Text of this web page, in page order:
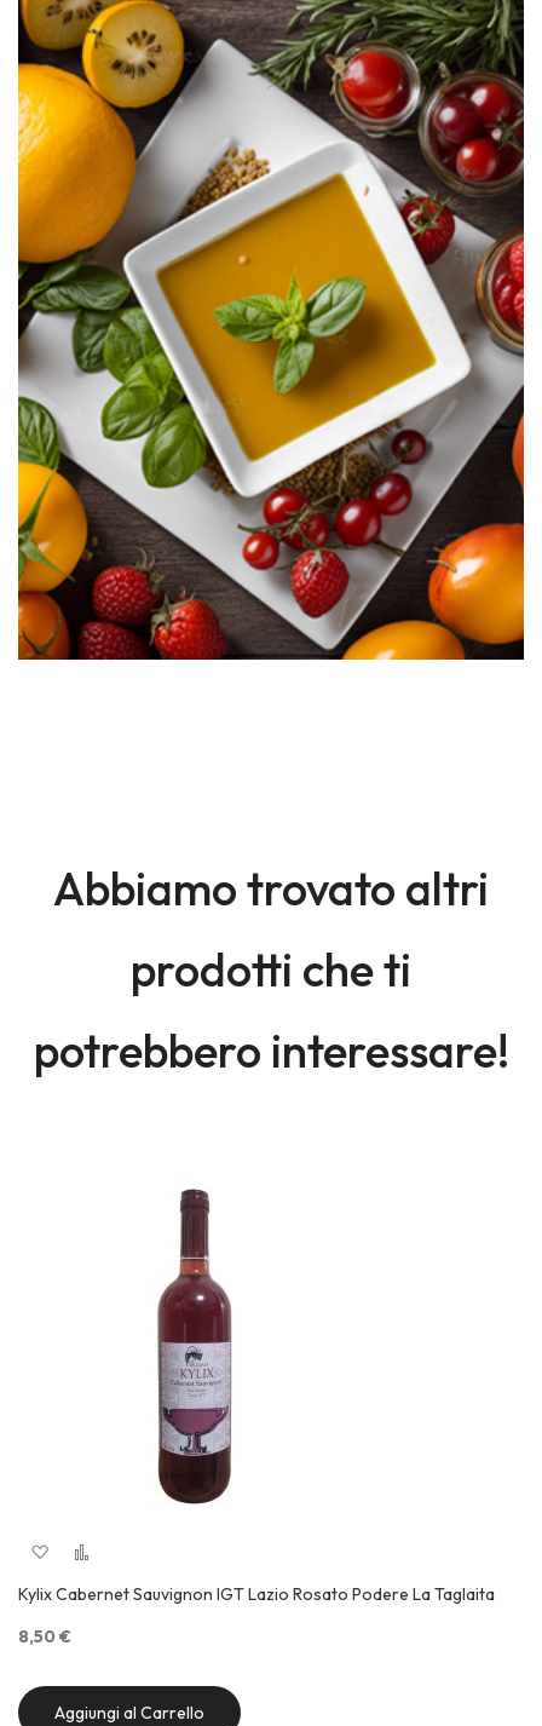
Abbiamo trovato altri
prodotti che ti
potrebbero interessare!
Aggiungi alla lista desideri
Kylix Cabernet Sauvignon IGT Lazio Rosato Podere La Taglaita
8,50 €
Aggiungi al Carrello